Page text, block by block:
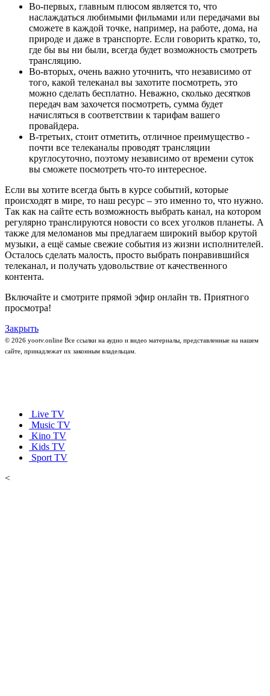
Во-первых, главным плюсом является то, что
наслаждаться любимыми фильмами или передачами вы
сможете в каждой точке, например, на работе, дома, на
природе и даже в транспорте. Если говорить кратко, то,
где бы вы ни были, всегда будет возможность смотреть
трансляцию.
Во-вторых, очень важно уточнить, что независимо от
того, какой телеканал вы захотите посмотреть, это
можно сделать бесплатно. Неважно, сколько десятков
передач вам захочется посмотреть, сумма будет
начисляться в соответствии к тарифам вашего
провайдера.
В-третьих, стоит отметить, отличное преимущество -
почти все телеканалы проводят трансляции
круглосуточно, поэтому независимо от времени суток
вы сможете посмотреть что-то интересное.
Если вы хотите всегда быть в курсе событий, которые
происходят в мире, то наш ресурс – это именно то, что нужно.
Так как на сайте есть возможность выбрать канал, на котором
регулярно транслируются новости со всех уголков планеты. А
также для меломанов мы предлагаем широкий выбор крутой
музыки, а ещё самые свежие события из жизни исполнителей.
Осталось сделать малость, просто выбрать понравившийся
телеканал, и получать удовольствие от качественного
контента.
Включайте и смотрите прямой эфир онлайн тв. Приятного
просмотра!
Закрыть
© 2026 yootv.online Все ссылки на аудио и видео материалы, представленные на нашем
сайте, принадлежат их законным владельцам.
Live TV
Music TV
Kino TV
Kids TV
Sport TV
<